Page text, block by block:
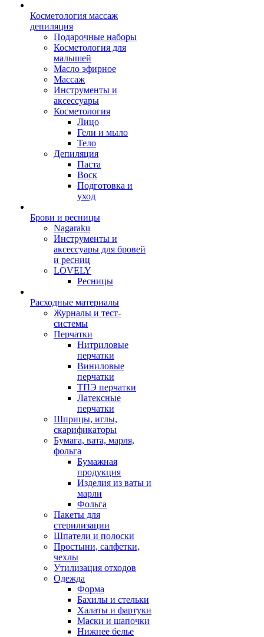
Косметология массаж
депиляция
Подарочные наборы
Косметология для
малышей
Масло эфирное
Массаж
Инструменты и
аксессуары
Косметология
Лицо
Гели и мыло
Тело
Депиляция
Паста
Воск
Подготовка и
уход
Брови и ресницы
Nagaraku
Инструменты и
аксессуары для бровей
и ресниц
LOVELY
Ресницы
Расходные материалы
Журналы и тест-
системы
Перчатки
Нитриловые
перчатки
Виниловые
перчатки
ТПЭ перчатки
Латексные
перчатки
Шприцы, иглы,
скарификаторы
Бумага, вата, марля,
фольга
Бумажная
продукция
Изделия из ваты и
марли
Фольга
Пакеты для
стерилизации
Шпатели и полоски
Простыни, салфетки,
чехлы
Утилизация отходов
Одежда
Форма
Бахилы и стельки
Халаты и фартуки
Маски и шапочки
Нижнее белье